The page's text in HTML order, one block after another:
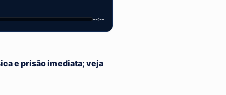
--:--
e prisão imediata; veja